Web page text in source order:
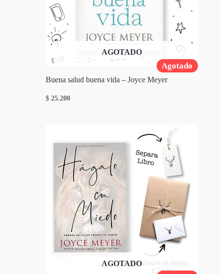
Agotado
AGOTADO
Buena salud buena vida – Joyce Meyer
$ 25.200
AGOTADO